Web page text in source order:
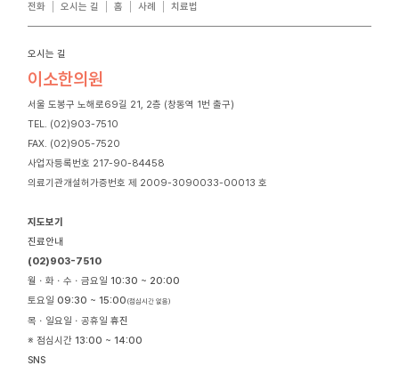
전화 오시는 길 홈 사례 치료법
오시는 길
이소한의원
서울 도봉구 노해로69길 21, 2층 (창동역 1번 출구)
TEL. (02)903-7510
FAX. (02)905-7520
사업자등록번호 217-90-84458
의료기관개설허가증번호 제 2009-3090033-00013 호
지도보기
진료안내
(02)903-7510
월ㆍ화ㆍ수ㆍ금요일10:30 ~ 20:00
토요일09:30 ~ 15:00 (점심시간 없음)
목ㆍ일요일ㆍ공휴일휴진
※ 점심시간13:00 ~ 14:00
SNS